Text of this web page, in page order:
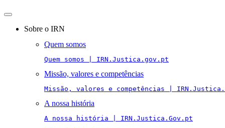
Toggle
navigationSobre o IRN
Quem somos
Quem somos | IRN.Justica.gov.pt
Missão, valores e competências
Missão, valores e competências |
A nossa história
A nossa história | IRN.Justica.Gov.pt